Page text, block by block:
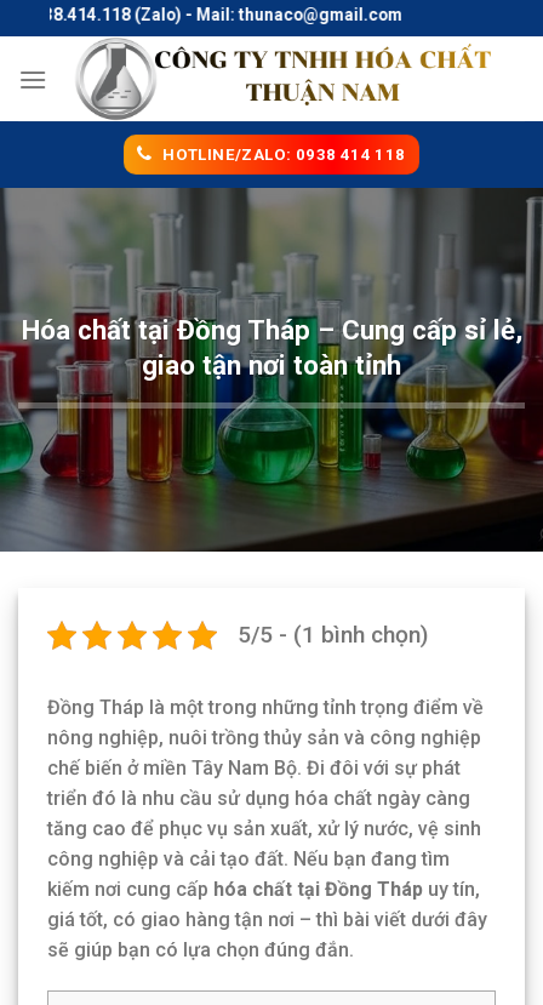
to
content
(Zalo) - Mail: thunaco@gmail.com
HOTLINE/ZALO: 0938 414 118
Hóa chất tại Đồng Tháp – Cung cấp sỉ lẻ,
giao tận nơi toàn tỉnh
5/5 - (1 bình chọn)
Đồng Tháp là một trong những tỉnh trọng điểm về
nông nghiệp, nuôi trồng thủy sản và công nghiệp
chế biến ở miền Tây Nam Bộ. Đi đôi với sự phát
triển đó là nhu cầu sử dụng hóa chất ngày càng
tăng cao để phục vụ sản xuất, xử lý nước, vệ sinh
công nghiệp và cải tạo đất. Nếu bạn đang tìm
kiếm nơi cung cấp hóa chất tại Đồng Tháp uy tín,
giá tốt, có giao hàng tận nơi – thì bài viết dưới đây
sẽ giúp bạn có lựa chọn đúng đắn.